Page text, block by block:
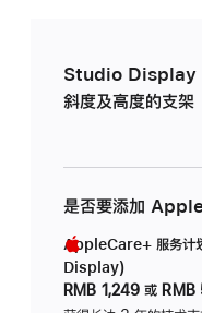
Studio Display -
斜度及高度的支架
是否要添加
AppleCare+ 服务计
Display)
RMB 1,249 或 RMB